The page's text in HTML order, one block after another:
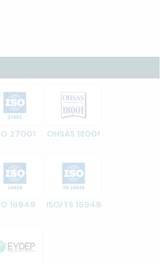
27001 OHSAS 18001
16949 ISO/TS 16949